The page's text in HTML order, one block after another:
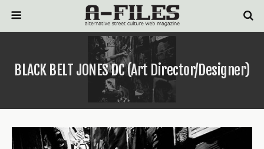
BLACK BELT JONES DC (Art Director/Designer)